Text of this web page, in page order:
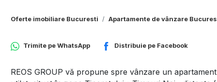
Oferte imobiliare Bucuresti Apartamente de vânzare
Trimite peWhatsApp Distribuie pe Facebook
REOS GROUP vă propune spre vânzare un